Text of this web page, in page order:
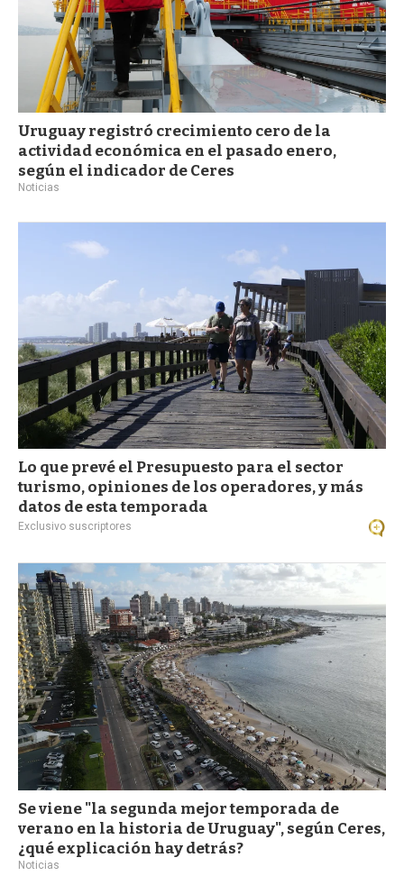
Uruguay registró crecimiento cero de la
actividad económica en el pasado enero,
según el indicador de Ceres
Noticias
Lo que prevé el Presupuesto para el sector
turismo, opiniones de los operadores, y más
datos de esta temporada
Exclusivo suscriptores
Se viene "la segunda mejor temporada de
verano en la historia de Uruguay", según Ceres,
¿qué explicación hay detrás?
Noticias